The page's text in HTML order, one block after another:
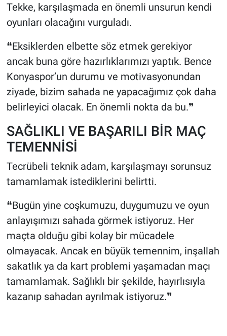
Tekke, karşılaşmada en önemli unsurun kendi
oyunları olacağını vurguladı.
❝Eksiklerden elbette söz etmek gerekiyor
ancak buna göre hazırlıklarımızı yaptık. Bence
Konyaspor’un durumu ve motivasyonundan
ziyade, bizim sahada ne yapacağımız çok daha
belirleyici olacak. En önemli nokta da bu.❞
SAĞLIKLI VE BAŞARILI BİR MAÇ
TEMENNİSİ
Tecrübeli teknik adam, karşılaşmayı sorunsuz
tamamlamak istediklerini belirtti.
❝Bugün yine coşkumuzu, duygumuzu ve oyun
anlayışımızı sahada görmek istiyoruz. Her
maçta olduğu gibi kolay bir mücadele
olmayacak. Ancak en büyük temennim, inşallah
sakatlık ya da kart problemi yaşamadan maçı
tamamlamak. Sağlıklı bir şekilde, hayırlısıyla
kazanıp sahadan ayrılmak istiyoruz.❞